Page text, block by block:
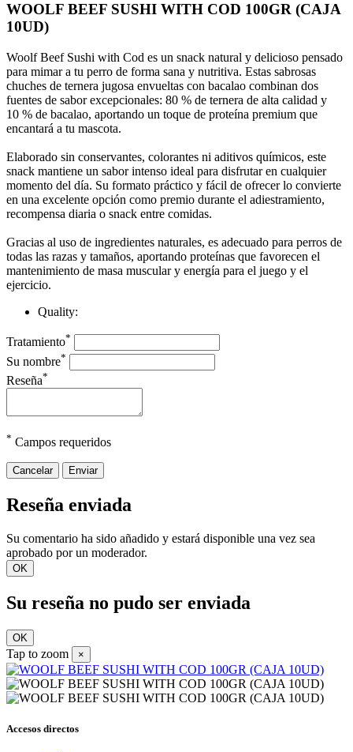
WOOLF BEEF SUSHI WITH COD 100GR (CAJA
10UD)
Woolf Beef Sushi with Cod es un snack natural y delicioso pensado
para mimar a tu perro de forma sana y nutritiva. Estas sabrosas
chuches de ternera jugosa envueltas con bacalao combinan dos
fuentes de sabor excepcionales: 80 % de ternera de alta calidad y
10 % de bacalao, aportando un toque de proteína premium que
encantará a tu mascota.
Elaborado sin conservantes, colorantes ni aditivos químicos, este
snack mantiene un sabor intenso ideal para disfrutar en cualquier
momento del día. Su formato práctico y fácil de ofrecer lo convierte
en una excelente opción como premio durante el adiestramiento,
recompensa diaria o snack entre comidas.
Gracias al uso de ingredientes naturales, es adecuado para perros de
todas las razas y tamaños, aportando proteínas que favorecen el
mantenimiento de masa muscular y energía para el juego y el
ejercicio.
Quality:
Tratamiento*
Su nombre*
Reseña*
* Campos requeridos
Cancelar Enviar
Reseña enviada
Su comentario ha sido añadido y estará disponible una vez sea
aprobado por un moderador.
OK
Su reseña no pudo ser enviada
OK
Tap to zoom ×
Accesos directos